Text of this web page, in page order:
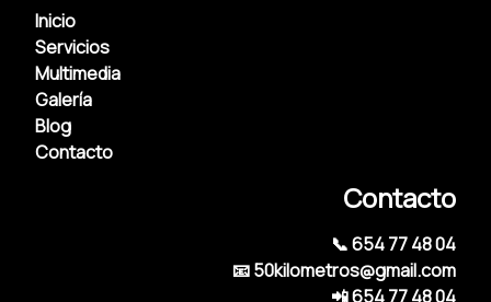
Inicio
Servicios
Multimedia
Galería
Blog
Contacto
Contacto
📞 654 77 48 04
📧 50kilometros@gmail.com
📲 654 77 48 04